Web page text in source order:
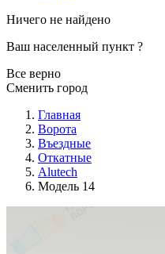
Ничего не найдено
Ваш населенный пункт ?
Все верно
Сменить город
Главная
Ворота
Въездные
Откатные
Alutech
Модель 14